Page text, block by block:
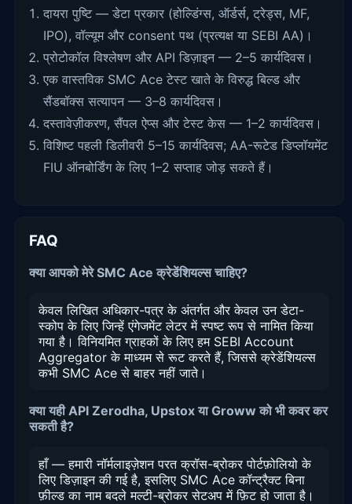
दायरा पुष्टि — डेटा प्रकार (होल्डिंग्स, ऑर्डर्स, ट्रेड्स, MF,
IPO), वॉल्यूम और consent पथ (प्रत्यक्ष या SEBI AA)।
प्रोटोकॉल विश्लेषण और API डिज़ाइन — 2–5 कार्यदिवस।
एक वास्तविक SMC Ace टेस्ट खाते के विरुद्ध बिल्ड और
सैंडबॉक्स सत्यापन — 3–8 कार्यदिवस।
दस्तावेज़ीकरण, सैंपल ऐप्स और टेस्ट केस — 1–2 कार्यदिवस।
विशिष्ट पहली डिलीवरी 5–15 कार्यदिवस; AA-रूटेड डिप्लॉयमेंट
FIU ऑनबोर्डिंग के लिए 1–2 सप्ताह जोड़ सकते हैं।
FAQ
क्या आपको मेरे SMC Ace क्रेडेंशियल्स चाहिए?
केवल लिखित अधिकार-पत्र के अंतर्गत और केवल उन डेटा-
स्कोप के लिए जिन्हें एंगेजमेंट लेटर में स्पष्ट रूप से नामित किया
गया है। विनियमित ग्राहकों के लिए हम SEBI Account
Aggregator के माध्यम से रूट करते हैं, जिससे क्रेडेंशियल्स
कभी SMC Ace से बाहर नहीं जाते।
क्या यही API Zerodha, Upstox या Groww को भी कवर कर
सकती है?
हाँ — हमारी नॉर्मलाइज़ेशन परत क्रॉस-ब्रोकर पोर्टफ़ोलियो के
लिए डिज़ाइन की गई है, इसलिए SMC Ace कॉन्ट्रैक्ट बिना
फ़ील्ड का नाम बदले मल्टी-ब्रोकर सेटअप में फ़िट हो जाता है।